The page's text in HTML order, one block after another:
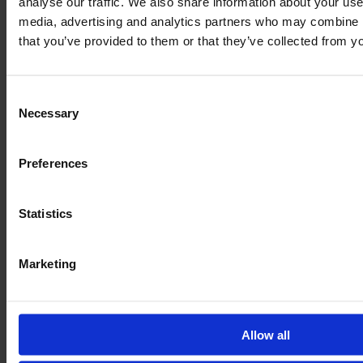
media, advertising and analytics partners who may
that you’ve provided to them or that they’ve collected from
Selection
Necessary
Preferences
Statistics
Marketing
Allow all
148 000 €